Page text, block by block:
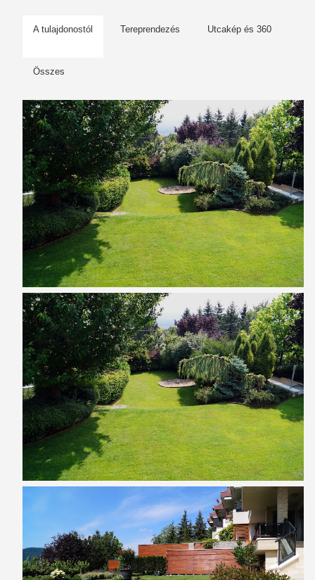
A tulajdonostól Tereprendezés Utcakép és 360
Összes